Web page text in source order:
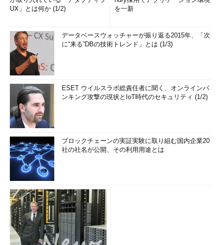
UX」とは何か (1/2)
を一新
データベースウォッチャーが振り返る2015年、「次
に“来る”DBの技術トレンド」とは (1/3)
ESET ウイルスラボ総責任者に聞く、オンラインバ
ンキング攻撃の現状とIoT時代のセキュリティ (1/2)
ブロックチェーンの実証実験に取り組む国内企業20
社の社名が公開、その利用用途とは